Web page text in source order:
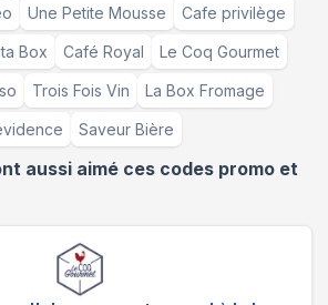
Une Petite Mousse Cafe privilège
Box Café Royal Le Coq Gourmet
Trois Fois Vin La Box Fromage
Saveur Bière
aussi aimé ces codes promo et